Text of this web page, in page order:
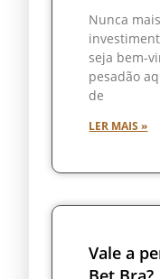
Nunca
seja bem-
pesadão
de
LER MAIS »
Vale a